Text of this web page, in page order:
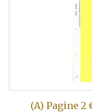
(A) Pagine 2